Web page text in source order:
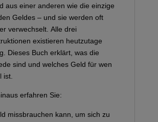
aus einer anderen wie die einzige
Geldes – und sie werden oft
verwechselt. Alle drei
existieren heutzutage
Dieses Buch erklärt, was die
sind und welches Geld für wen
ist.
erfahren Sie:
missbrauchen kann, um sich zu